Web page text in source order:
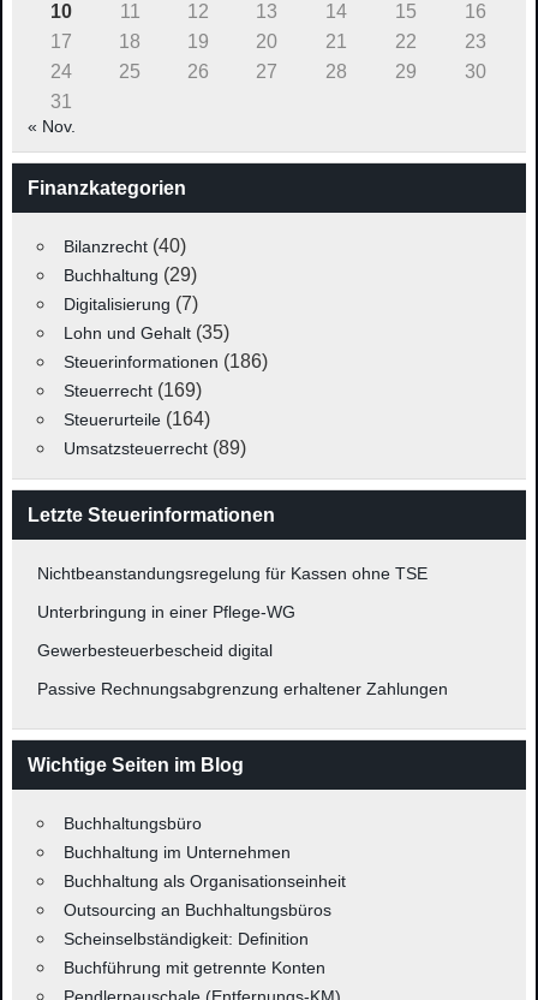
10
11 12 13 14 15
16
17
18 19 20 21 22
23
24
25 26 27 28 29
30
31
« Nov.
Finanzkategorien
Bilanzrecht(40)
Buchhaltung (29)
Digitalisierung (7)
Lohn und Gehalt(35)
Steuerinformationen (186)
Steuerrecht(169)
Steuerurteile(164)
Umsatzsteuerrecht(89)
Letzte Steuerinformationen
Nichtbeanstandungsregelung für Kassen ohne TSE
Unterbringung in einer Pflege-WG
Gewerbesteuerbescheid digital
Passive Rechnungsabgrenzung erhaltener Zahlungen
Wichtige Seiten im Blog
Buchhaltungsbüro
Buchhaltung im Unternehmen
Buchhaltung als Organisationseinheit
Outsourcing an Buchhaltungsbüros
Scheinselbständigkeit: Definition
Buchführung mit getrennte Konten